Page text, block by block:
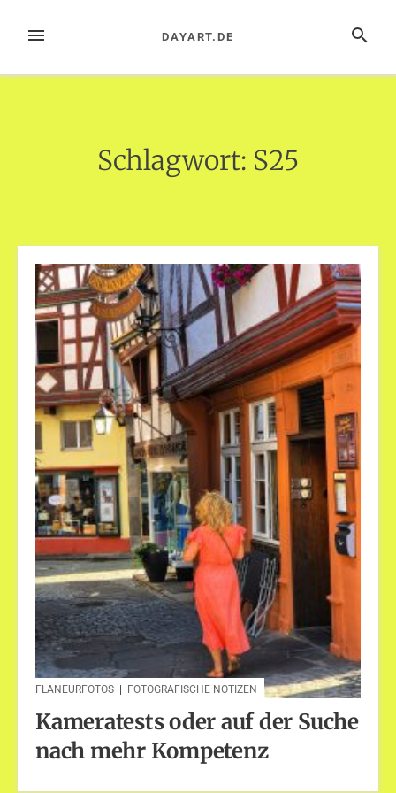
InhaltMENÜ SUCHE
DAYART.DE
Schlagwort: S25
FLANEURFOTOS | FOTOGRAFISCHE NOTIZEN
Kameratests oder auf der Suche
nach mehr Kompetenz